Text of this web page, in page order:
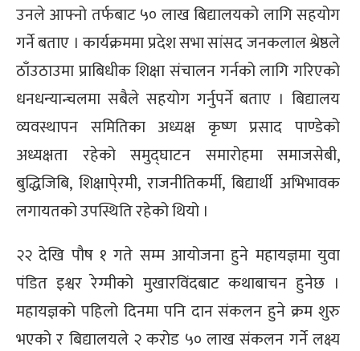
उनले आफ्नो तर्फबाट ५० लाख बिद्यालयको लागि सहयोग
गर्ने बताए । कार्यक्रममा प्रदेश सभा सांसद जनकलाल श्रेष्ठले
ठाँउठाउमा प्राबिधीक शिक्षा संचालन गर्नको लागि गरिएको
धनधन्यान्चलमा सबैले सहयोग गर्नुपर्ने बताए । बिद्यालय
व्यवस्थापन समितिका अध्यक्ष कृष्ण प्रसाद पाण्डेको
अध्यक्षता रहेको समुद्घाटन समारोहमा समाजसेबी,
बुद्धिजिबि, शिक्षापे्रमी, राजनीतिकर्मी, बिद्यार्थी अभिभावक
लगायतको उपस्थिति रहेको थियो ।
२२ देखि पौष १ गते सम्म आयोजना हुने महायज्ञमा युवा
पंडित इश्वर रेग्मीको मुखारविंदबाट कथाबाचन हुनेछ ।
महायज्ञको पहिलो दिनमा पनि दान संकलन हुने क्रम शुरु
भएको र बिद्यालयले २ करोड ५० लाख संकलन गर्ने लक्ष्य